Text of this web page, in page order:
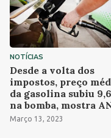
NOTÍCIAS
Desde a volta dos
impostos, preço
da gasolina subiu
na bomba, mostra
Março 13, 2023